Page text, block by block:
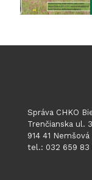
Správa CHKO
Trenčianska ul.
914 41 Nemšová
tel.: 032 659 83